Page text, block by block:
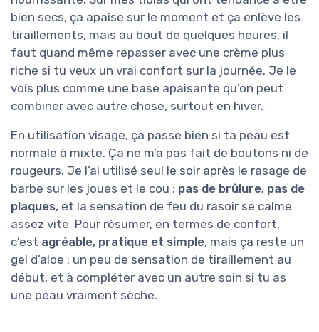
bien secs, ça apaise sur le moment et ça enlève les
tiraillements, mais au bout de quelques heures, il
faut quand même repasser avec une crème plus
riche si tu veux un vrai confort sur la journée. Je le
vois plus comme une base apaisante qu’on peut
combiner avec autre chose, surtout en hiver.
En utilisation visage, ça passe bien si ta peau est
normale à mixte. Ça ne m’a pas fait de boutons ni de
rougeurs. Je l’ai utilisé seul le soir après le rasage de
barbe sur les joues et le cou : pas de brûlure, pas de
plaques, et la sensation de feu du rasoir se calme
assez vite. Pour résumer, en termes de confort,
c’est agréable, pratique et simple, mais ça reste un
gel d’aloe : un peu de sensation de tiraillement au
début, et à compléter avec un autre soin si tu as
une peau vraiment sèche.